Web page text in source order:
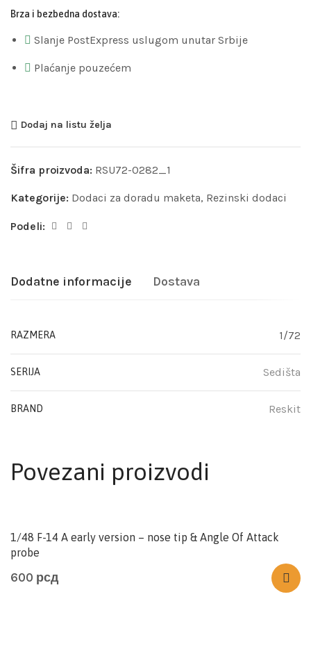
Brza i bezbedna dostava:
Slanje PostExpress uslugom unutar Srbije
Plaćanje pouzećem
Dodaj na listu želja
Šifra proizvoda: RSU72-0282_1
Kategorije: Dodaci za doradu maketa, Rezinski dodaci
Podeli:
Dodatne informacije Dostava
RAZMERA 1/72
SERIJA Sedišta
BRAND Reskit
Povezani proizvodi
1/48 F-14 A early version – nose tip & Angle Of Attack
probe
600 рсд